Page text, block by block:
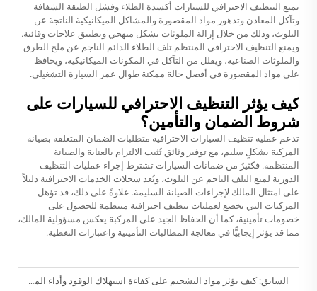
يمنع التنظيف الاحترافي للسيارات أكسدة الطلاء وفشل الطبقة الشفافة
وتآكل المعادن وتدهور مواد المقصورة والمشاكل الميكانيكية الناتجة عن
التلوث، وذلك من خلال إزالة الملوثات بشكل منهجي وتطبيق علاجات وقائية.
ويمنع التنظيف الاحترافي المنتظم تلف الطلاء الدائم الناجم عن ملح الطرق
والملوثات الصناعية، ويقلل من التآكل في المكونات الميكانيكية، ويحافظ
على مواد المقصورة في أفضل حالة ممكنة طوال عمر السيارة التشغيلي.
كيف يؤثر التنظيف الاحترافي للسيارات على
شروط الضمان والتأمين؟
تدعم عملية تنظيف السيارات الاحترافية متطلبات الضمان المتعلقة بصيانة
المركبة بشكلٍ سليم، مع توفير وثائق تُثبت الالتزام بالعناية والصيانة
المنتظمة. فكثيرٌ من ضمانات السيارات تشترط إجراء عمليات التنظيف
الدورية لمنع التلف الناجم عن التلوث، وتُعد سجلات الخدمات الاحترافية دليلاً
على امتثال المالك لإجراءات الصيانة السليمة. علاوةً على ذلك، قد تؤهل
المركبات التي تخضع لعمليات تنظيف احترافية منتظمة للحصول على
خصومات تأمينية، كما أن الحفاظ الجيد على المركبة يعكس مسؤولية المالك،
مما قد يؤثر إيجابيًّا في معالجة المطالبات التأمينية واعتبارات التغطية.
السابق:كيف تؤثر مواد التشحيم على كفاءة استهلاك الوقود وأداء المركبة؟